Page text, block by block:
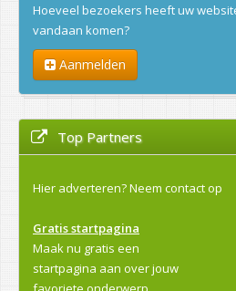
Hoeveel bezoekers heeft uw
vandaan komen?
Aanmelden
Top Partners
Hier adverteren?Neem contact op
Gratis startpagina
Maak nu gratis een
startpagina aan over jouw